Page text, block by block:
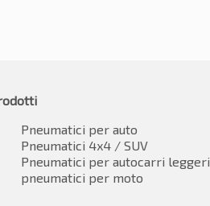
Pneumatici per auto
Pneumatici 4x4 / SUV
Pneumatici per autocarri leggeri
pneumatici per moto